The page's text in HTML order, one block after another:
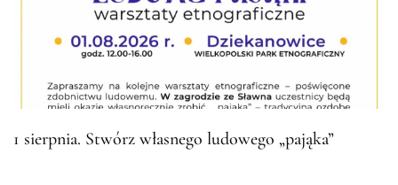
1 sierpnia. Stwórz własnego ludowego „pająka”